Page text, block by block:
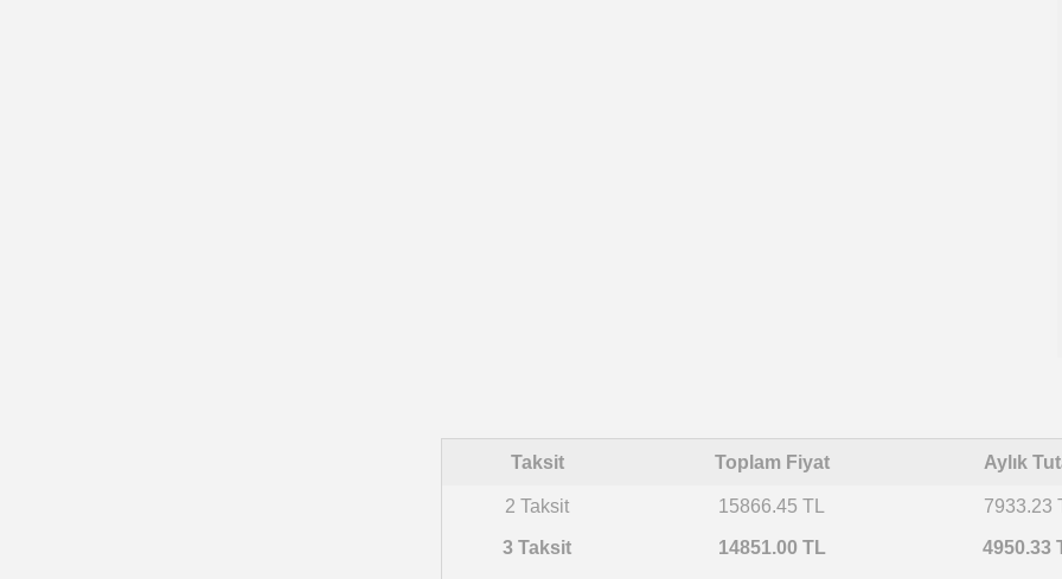
Taksit Toplam Fiyat Aylık
2 Taksit 15866.45 TL 7933.23
3 Taksit 14851.00 TL 4950.33